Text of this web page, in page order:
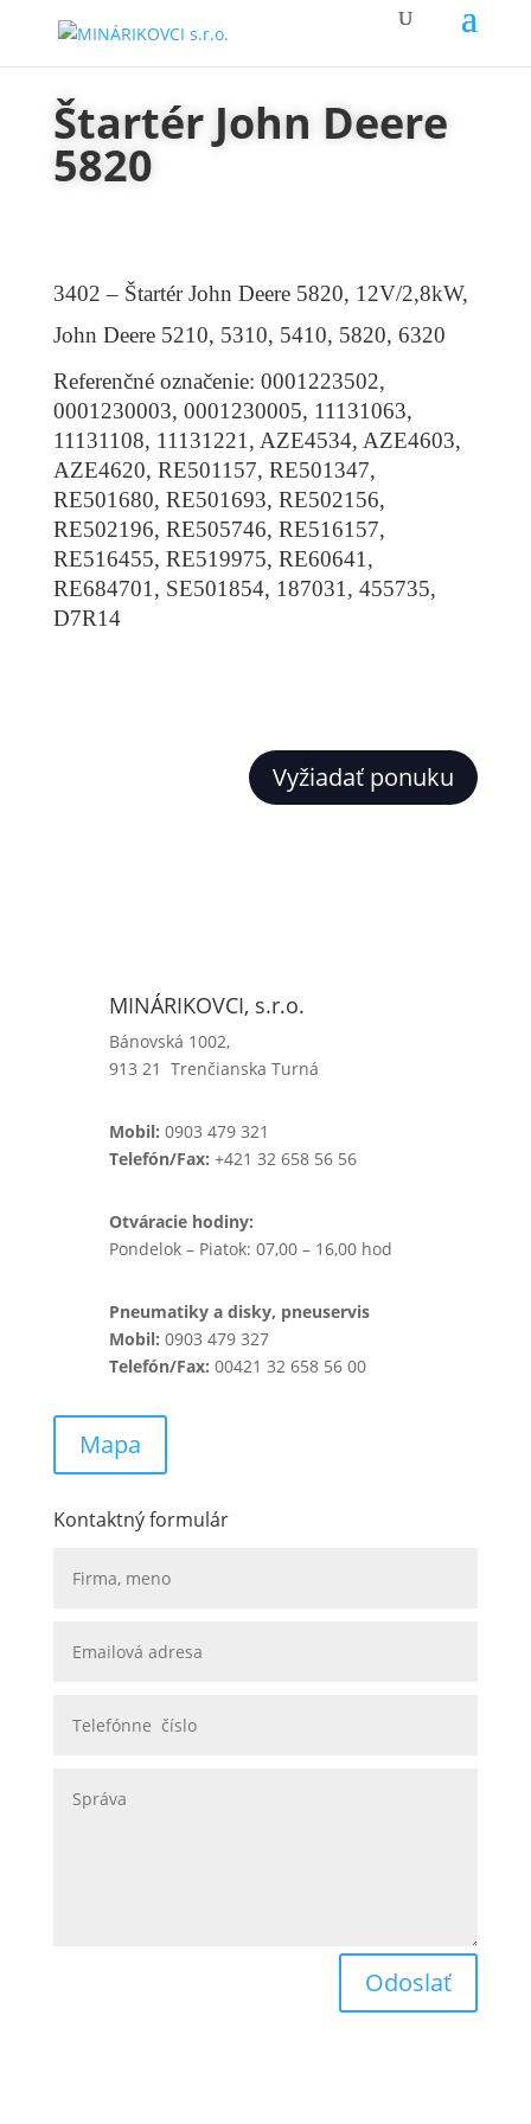
Štartér John Deere
5820
3402 – Štartér John Deere 5820, 12V/2,8kW,
John Deere 5210, 5310, 5410, 5820, 6320
Referenčné označenie: 0001223502,
0001230003, 0001230005, 11131063,
11131108, 11131221, AZE4534, AZE4603,
AZE4620, RE501157, RE501347,
RE501680, RE501693, RE502156,
RE502196, RE505746, RE516157,
RE516455, RE519975, RE60641,
RE684701, SE501854, 187031, 455735,
D7R14
Vyžiadať ponuku
MINÁRIKOVCI, s.r.o.
Bánovská 1002,
913 21 Trenčianska Turná
Mobil: 0903 479 321
Telefón/Fax: +421 32 658 56 56
Otváracie hodiny:
Pondelok – Piatok: 07,00 – 16,00 hod
Pneumatiky a disky, pneuservis
Mobil: 0903 479 327
Telefón/Fax: 00421 32 658 56 00
Mapa
Kontaktný formulár
Odoslať